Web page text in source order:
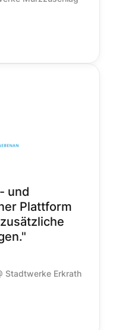
und
Plattform
Stadtwerke Erkrath